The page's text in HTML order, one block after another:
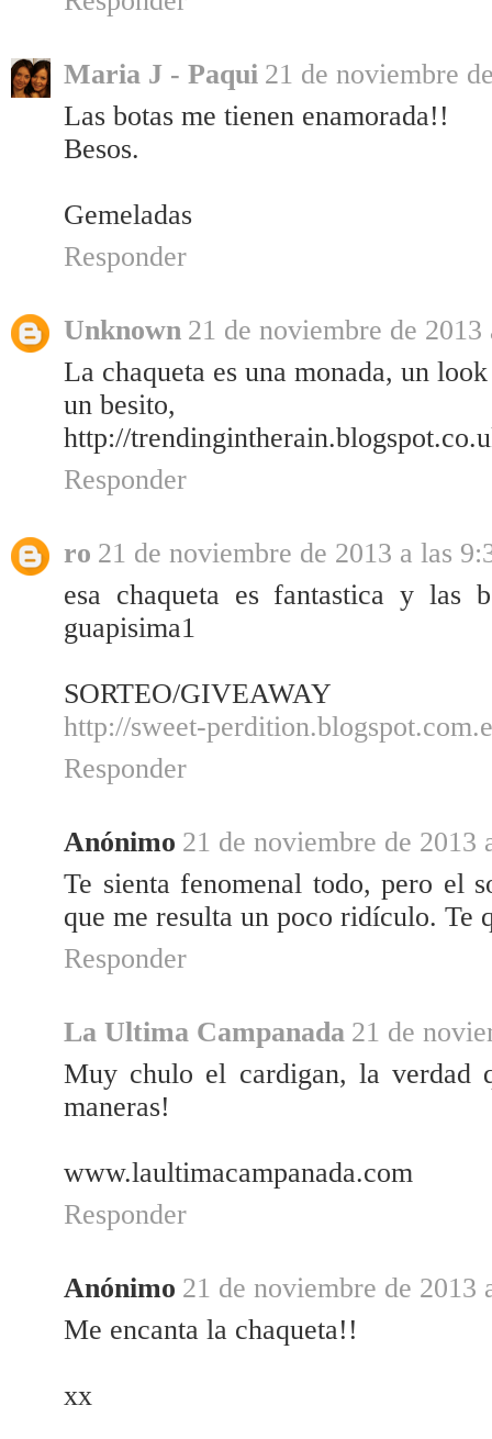
Maria J - Paqui 21 de noviembre
Las botas me tienen enamorada!!
Besos.
Gemeladas
Responder
Unknown 21 de noviembre de 2013
La chaqueta es una monada, un
un besito,
http://
Responder
ro 21 de noviembre de 2013 a las
esa chaqueta es fantastica y las
guapisima1
SORTEO/GIVEAWAY
http://sweet-
Responder
Anónimo 21 de noviembre de 2013
Te sienta fenomenal todo, pero el
que me resulta un poco ridículo. Te
Responder
La Ultima Campanada 21 de
Muy chulo el cardigan, la verdad
maneras!
www.laultimacampanada.com
Responder
Anónimo 21 de noviembre de 2013
Me encanta la chaqueta!!
xx